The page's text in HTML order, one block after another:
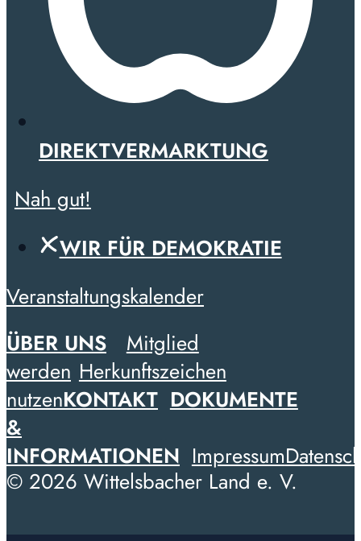
DIREKTVERMARKTUNG
Nah gut!
WIR FÜR DEMOKRATIE
Veranstaltungskalender
ÜBER UNS
Mitglied
werden Herkunftszeichen
nutzenKONTAKT DOKUMENTE
&
INFORMATIONEN Impressum
© 2026 Wittelsbacher Land e. V.